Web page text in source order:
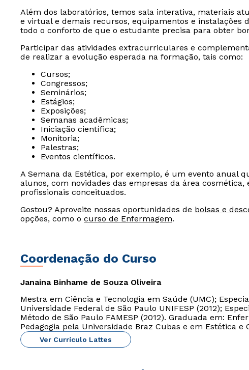
Além dos laboratórios, temos sala interativa, materiais
e virtual e demais recursos, equipamentos e instalações
todo o conforto de que o estudante precisa para obter
Participar das atividades extracurriculares e
de realizar a evolução esperada na formação, tais como:
Cursos;
Congressos;
Seminários;
Estágios;
Exposições;
Semanas acadêmicas;
Iniciação científica;
Monitoria;
Palestras;
Eventos científicos.
A Semana da Estética, por exemplo, é um evento anual
alunos, com novidades das empresas da área
profissionais conceituados.
Gostou? Aproveite nossas oportunidades de bolsas e
opções, como o curso de Enfermagem.
Coordenação do Curso
Janaina Binhame de Souza Oliveira
Mestra em Ciência e Tecnologia em Saúde (UMC);
Universidade Federal de São Paulo UNIFESP (2012);
Método de São Paulo FAMESP (2012). Graduada em:
Pedagogia pela Universidade Braz Cubas e em Estética e
Ver Currículo Lattes